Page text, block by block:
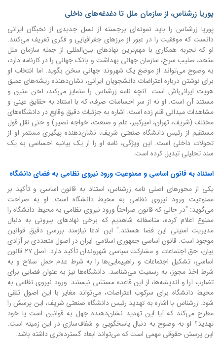
پوریا زرشناس، از سازمان ملل تا دغدغه‌های داخلی
پوریا زرشناس را باید نمونه‌ای برجسته از نسل جدیدی از نخبگان ایرانی
دانست که موفقیت را در عبور از مرزهای جغرافیایی و فکری تعریف می‌کنند.
او که تجربه همکاری با مهم‌ترین نهادهای بین‌المللی از جمله سازمان ملل
متحد، صلیب سرخ، سازمان جهانی بهداشت و بانک جهانی را در کارنامه دارد،
به وضوح می‌تواند از موضع یک شهروند جهانی سخن بگوید. اما انتخاب او
برای نوشتن درباره اعتراضات دانشجویان ایرانی، نشان‌دهنده ریشه‌های عمیق
هویت ایرانی‌اش است. آنچه نامه زرشناس را متمایز می‌کند، لحن متین و
مستند آن است. او نه از سر احساسات صرف، که با استناد به حقایق عینی و
مشاهدات میدانی قلم زده است. اشاره به جزئیات دقیق وقایع در دانشگاه‌های
مختلف (شریف، تهران، امیرکبیر، علم و صنعت، خواجه نصیر) و حتی نقل قول
مستقیم از رئیس دانشگاه صنعتی شریف، نشان‌دهنده پیگیری مستمر او از
تحولات داخلی است. این ویژگی، نامه او را از یک بیانیه احساسی به یک
سند تحلیلی تبدیل کرده است.
استناد به قانون اساسی و ممنوعیت ورود نیروی نظامی به فضای دانشگاه
یکی از محورهای اصلی نامه زرشناس، استناد به قانون اساسی و تأکید بر
ممنوعیت ورود نیروی نظامی به محیط دانشگاه است. او به صراحت
می‌گوید: "در حالی که قانون صراحتاً ورود نیروی نظامی به محیط دانشگاه را
ممنوع اعلام کرده، متاسفانه شاهدیم که برخی نهادهای بیرونی به دنبال
مدیریت امنیتی این فضا هستند." این ادعا نیازمند بررسی دقیق قوانین
موجود است. قانون اساسی جمهوری اسلامی ایران در اصول متعددی بر آزادی
بیان، حق اجتماعات و مشارکت سیاسی شهروندان تأکید دارد. اصل ۲۷ قانون
اساسی، تشکیل اجتماعات و راهپیمایی‌ها را به شرط عدم حمل سلاح و به
شرط اخذ مجوز، به رسمیت می‌شناسد. دانشگاه‌ها نیز به عنوان فضایی برای
تضارب آرا و اندیشه‌ها، از این قاعده مستثنی نیستند. ورود نیروی نظامی به
محیط دانشگاه برای سرکوب اعتراضات، می‌تواند مغایر با این اصول تلقی
شود. زرشناس با اشاره به تهدید رئیس دانشگاه صنعتی شریف، این پرسش را
مطرح می‌کند که آیا این تهدید نشان‌دهنده جهل به قوانین است یا خود
تهدید؟ او به وضوح به دنبال پاسخگویی و شفاف‌سازی در این زمینه است.
این پرسش حقوقی مهمی است که می‌تواند ابعاد گسترده‌تری داشته باشد.